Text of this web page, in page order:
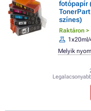
fotópapír
színes)
Raktáron >
1x20ml/
Melyik